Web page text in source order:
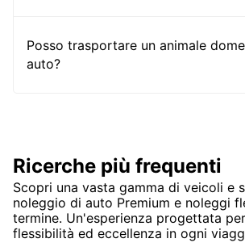
Posso trasportare un animale
auto?
Ricerche più frequenti
Scopri una vasta gamma di veicoli e
noleggio di auto Premium e noleggi
termine. Un'esperienza progettata
flessibilità ed eccellenza in ogni